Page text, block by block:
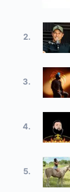
2.
3.
4.
5.